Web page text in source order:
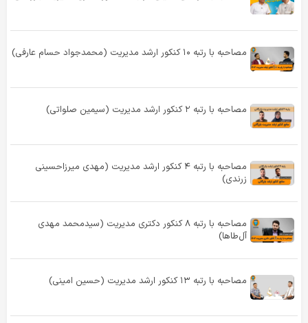
مصاحبه با رتبه ۱۰ کنکور ارشد مدیریت (محمدجواد حسام عارفی)
مصاحبه با رتبه ۲ کنکور ارشد مدیریت (سیمین صلواتی)
مصاحبه با رتبه ۴ کنکور ارشد مدیریت (مهدی میرزاحسینی
زرندی)
مصاحبه با رتبه ۸ کنکور دکتری مدیریت (سیدمحمد مهدی
آل‌طاها)
مصاحبه با رتبه ۱۳ کنکور ارشد مدیریت (حسین امینی)